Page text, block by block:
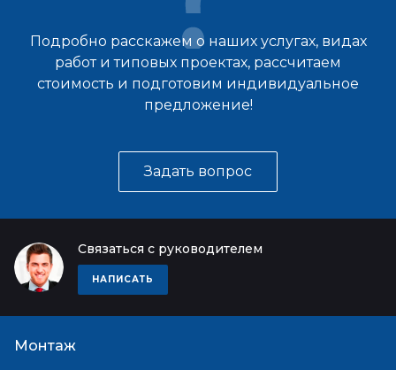
Подробно расскажем о наших услугах, видах
работ и типовых проектах, рассчитаем
стоимость и подготовим индивидуальное
предложение!
Задать вопрос
Связаться с руководителем
НАПИСАТЬ
Монтаж